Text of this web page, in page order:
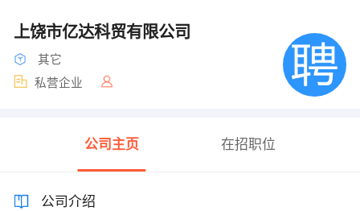
上饶市亿达科贸有限公司
其它
私营企业
公司主页 在招职位
公司介绍